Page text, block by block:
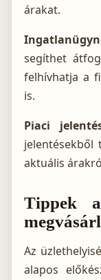
árakat.
segíthet
felhívhatja a
is.
Piaci
jelentésekből
aktuális
Tippek
Az
alapos